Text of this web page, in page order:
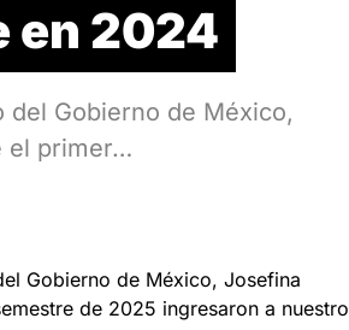
en 2024
del Gobierno de México,
el primer…
Gobierno de México, Josefina
de 2025 ingresaron a nuestro